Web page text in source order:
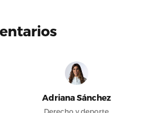
Adriana Sánchez
Derecho y deporte